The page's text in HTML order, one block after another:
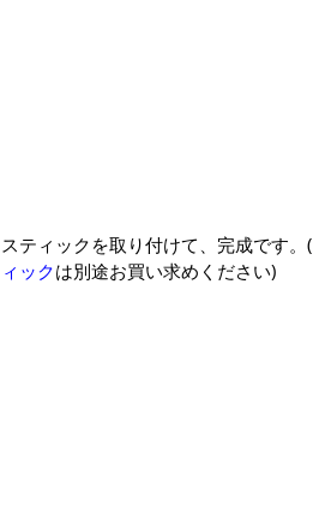
スティックを取り付けて、完成です。(
ィックは別途お買い求めください)